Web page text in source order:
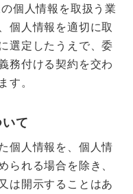
個人情報を取扱う業
個人情報を適切に取
選定したうえで、委
務付ける契約を交わ
す。
て
個人情報を、個人情
られる場合を除き、
は開示することはあ